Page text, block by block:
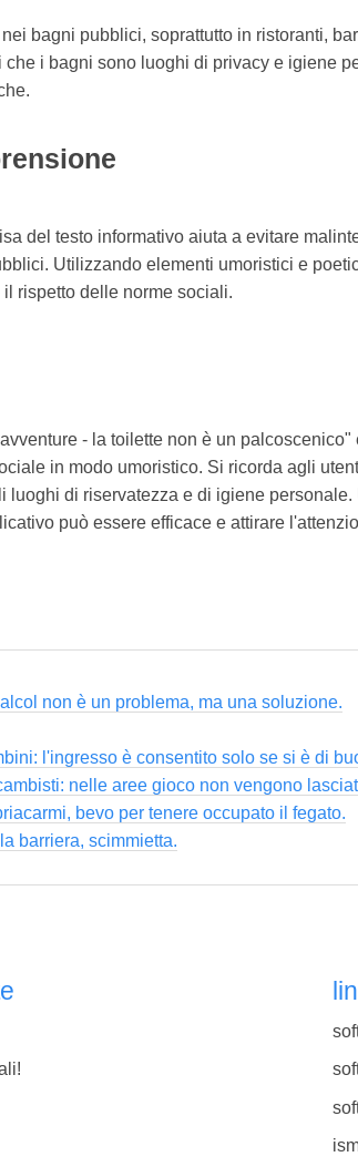
bagni pubblici, soprattutto in ristoranti,
i bagni sono luoghi di privacy e igiene
del testo informativo aiuta a evitare
Utilizzando elementi umoristici e
rispetto delle norme sociali.
- la toilette non è un
in modo umoristico. Si ricorda agli
luoghi di riservatezza e di igiene
può essere efficace e attirare
non è un problema, ma una soluzione.
l'ingresso è consentito solo se si è di
nelle aree gioco non vengono
bevo per tenere occupato il fegato.
barriera, scimmietta.